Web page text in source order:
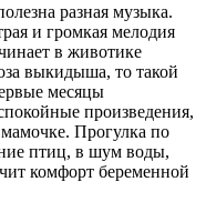
разная музыка.
и громкая мелодия
в животике
выкидыша, то такой
месяцы
произведения,
Прогулка по
птиц, в шум воды,
комфорт беременной